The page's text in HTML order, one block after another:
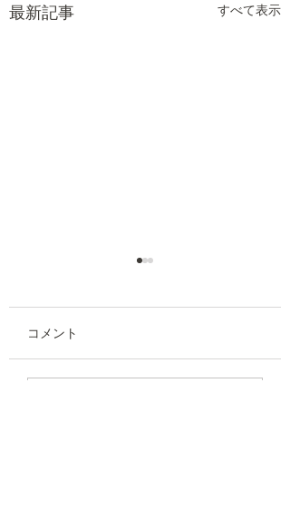
最新記事 すべて表示
コメント